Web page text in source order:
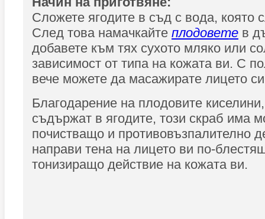
Сложете ягодите в съд с вода, която
След това намачкайте плодовете в
добавете към тях сухото мляко или
зависимост от типа на кожата ви. С
вече можете да масажирате лицето
Благодарение на плодовите
съдържат в ягодите, този скраб има
почистващо и противовъзпалително
направи тена на лицето ви по-
тонизиращо действие на кожата ви.